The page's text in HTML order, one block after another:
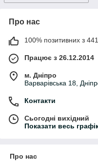
Про нас
100% позитивних з 441
Працює з 26.12.2014
м. Дніпро
Варварівська 18,
Контакти
Сьогодні вихідний
Показати весь
Про нас